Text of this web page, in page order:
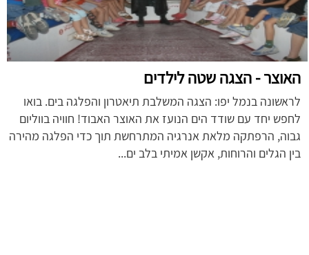
האוצר - הצגה שטה לילדים
לראשונה בנמל יפו: הצגה המשלבת תיאטרון והפלגה בים. בואו
לחפש יחד עם שודד הים הנועז את האוצר האבוד! חוויה בווליום
גבוה, הרפתקה מלאת אנרגיה המתרחשת תוך כדי הפלגה מהירה
בין הגלים והרוחות, אקשן אמיתי בלב ים...